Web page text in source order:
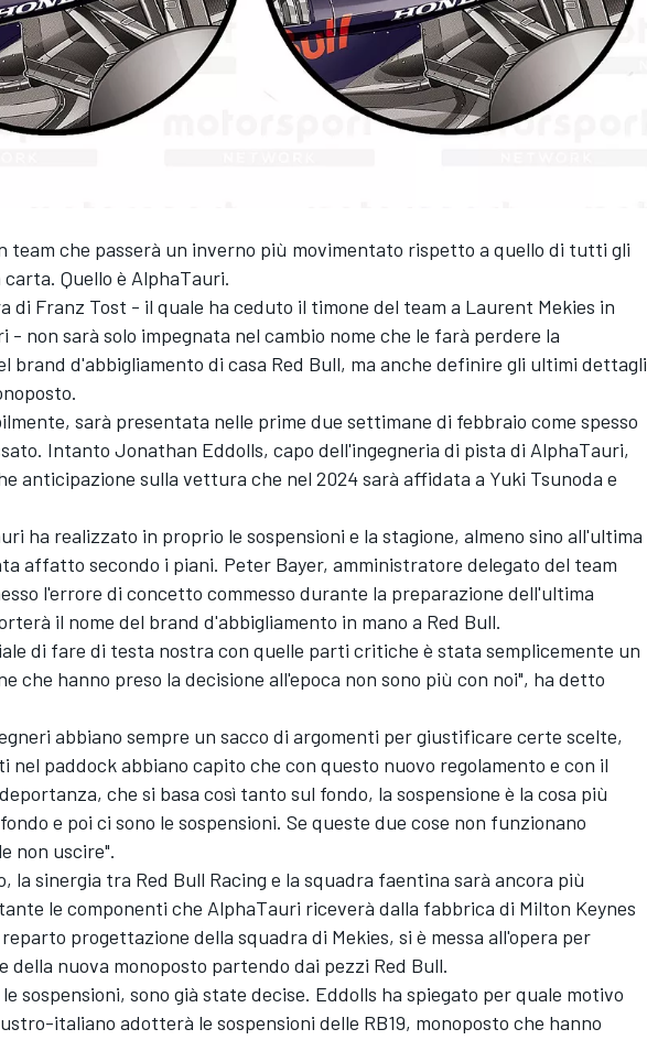
team che passerà un inverno più movimentato rispetto a quello di tutti gli
Quello è AlphaTauri.
di Franz Tost - il quale ha ceduto il timone del team a Laurent Mekies in
- non sarà solo impegnata nel cambio nome che le farà perdere la
brand d'abbigliamento di casa Red Bull, ma anche definire gli ultimi dettagli
sarà presentata nelle prime due settimane di febbraio come spesso
Intanto Jonathan Eddolls, capo dell'ingegneria di pista di AlphaTauri,
anticipazione sulla vettura che nel 2024 sarà affidata a Yuki Tsunoda e
ha realizzato in proprio le sospensioni e la stagione, almeno sino all'ultima
affatto secondo i piani. Peter Bayer, amministratore delegato del team
l'errore di concetto commesso durante la preparazione dell'ultima
il nome del brand d'abbigliamento in mano a Red Bull.
di fare di testa nostra con quelle parti critiche è stata semplicemente un
che hanno preso la decisione all'epoca non sono più con noi", ha detto
abbiano sempre un sacco di argomenti per giustificare certe scelte,
nel paddock abbiano capito che con questo nuovo regolamento e con il
che si basa così tanto sul fondo, la sospensione è la cosa più
e poi ci sono le sospensioni. Se queste due cose non funzionano
non uscire".
la sinergia tra Red Bull Racing e la squadra faentina sarà ancora più
le componenti che AlphaTauri riceverà dalla fabbrica di Milton Keynes
progettazione della squadra di Mekies, si è messa all'opera per
della nuova monoposto partendo dai pezzi Red Bull.
sospensioni, sono già state decise. Eddolls ha spiegato per quale motivo
italiano adotterà le sospensioni delle RB19, monoposto che hanno